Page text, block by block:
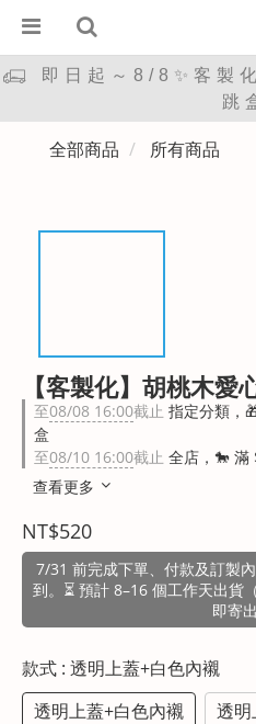
即日起～8/8✨客製
跳
全部商品 所有商品
【客製化】胡桃木
至08/08 16:00截止 指定分類，
盒
至08/10 16:00截止 全店，🐎 滿
查看更多
NT$520
7/31 前完成下單、付款及訂製
到。⏳ 預計 8–16 個工作天出貨
即寄
款式 : 透明上蓋+白色內襯
透明上蓋+白色內襯
透